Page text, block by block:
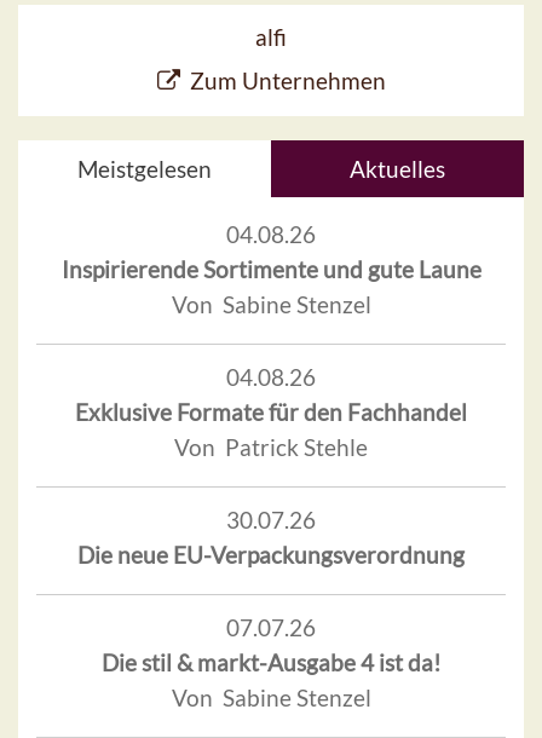
alfi
Zum Unternehmen
Meistgelesen Aktuelles
04.08.26
Inspirierende Sortimente und gute Laune
Von Sabine Stenzel
04.08.26
Exklusive Formate für den Fachhandel
Von Patrick Stehle
30.07.26
Die neue EU-Verpackungsverordnung
07.07.26
Die stil & markt-Ausgabe 4 ist da!
Von Sabine Stenzel